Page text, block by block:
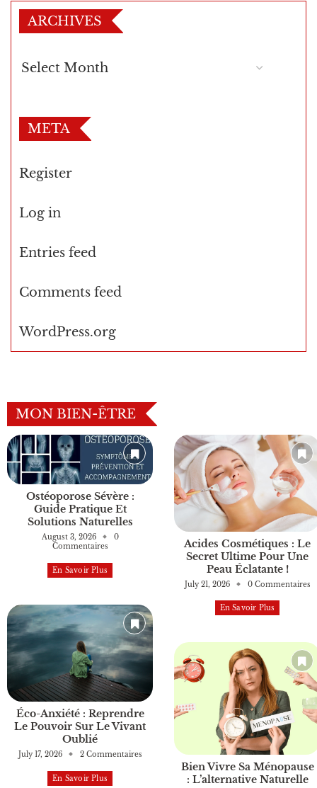
ARCHIVES
META
Register
Log in
Entries feed
Comments feed
WordPress.org
MON BIEN-ÊTRE
Ostéoporose Sévère :
Guide Pratique Et
Solutions Naturelles
August 3, 2026
0
Commentaires
En Savoir Plus
Acides Cosmétiques : Le
Secret Ultime Pour Une
Peau Éclatante !
July 21, 2026 0 Commentaires
En Savoir Plus
Éco-Anxiété : Reprendre
Le Pouvoir Sur Le Vivant
Oublié
July 17, 2026 2 Commentaires
En Savoir Plus
Bien Vivre Sa Ménopause
: L’alternative Naturelle